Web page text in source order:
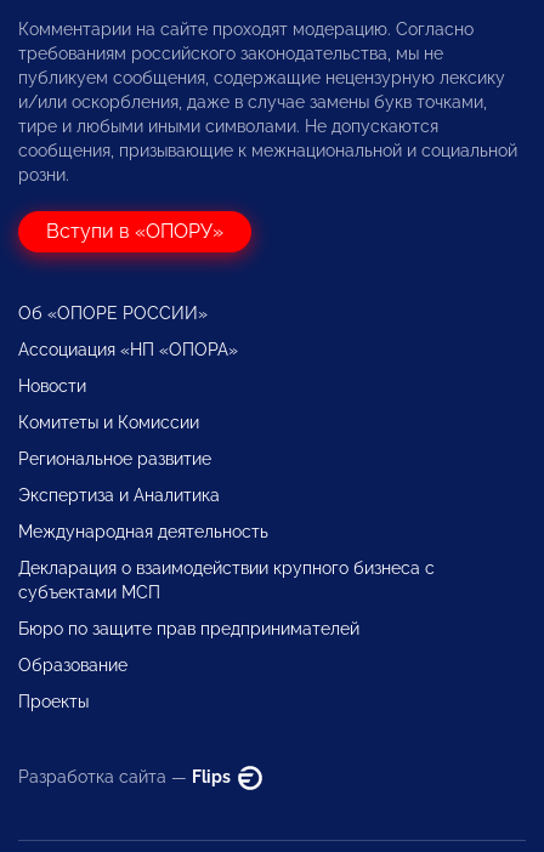
Комментарии на сайте проходят модерацию. Согласно
требованиям российского законодательства, мы не
публикуем сообщения, содержащие нецензурную лексику
и/или оскорбления, даже в случае замены букв точками,
тире и любыми иными символами. Не допускаются
сообщения, призывающие к межнациональной и социальной
розни.
Вступи в «ОПОРУ»
Об «ОПОРЕ РОССИИ»
Ассоциация «НП «ОПОРА»
Новости
Комитеты и Комиссии
Региональное развитие
Экспертиза и Аналитика
Международная деятельность
Декларация о взаимодействии крупного бизнеса с
субъектами МСП
Бюро по защите прав предпринимателей
Образование
Проекты
Разработка сайта — Flips